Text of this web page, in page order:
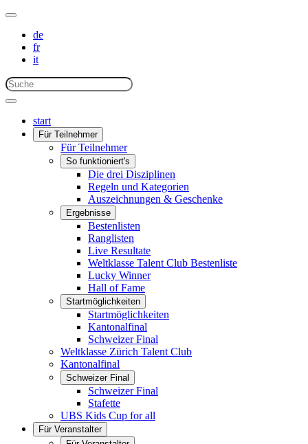
de
fr
it
start
Für Teilnehmer
Für Teilnehmer
So funktioniert's
Die drei Disziplinen
Regeln und Kategorien
Auszeichnungen & Geschenke
Ergebnisse
Bestenlisten
Ranglisten
Live Resultate
Weltklasse Talent Club Bestenliste
Lucky Winner
Hall of Fame
Startmöglichkeiten
Startmöglichkeiten
Kantonalfinal
Schweizer Final
Weltklasse Zürich Talent Club
Kantonalfinal
Schweizer Final
Schweizer Final
Stafette
UBS Kids Cup for all
Für Veranstalter